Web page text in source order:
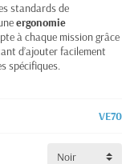
standards de
ergonomie
à chaque mission grâce
d’ajouter facilement
spécifiques.
VE70